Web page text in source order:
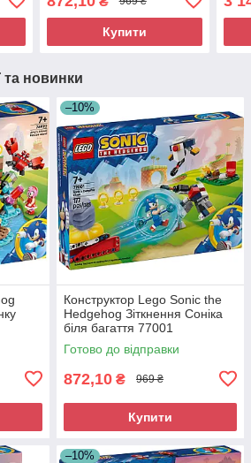
Купити
та новинки
–10%
Конструктор Lego Sonic the
Hedgehog Зіткнення Соніка
біля багаття 77001
Готово до відправки
872,10 ₴ 969 ₴
Купити
–10%